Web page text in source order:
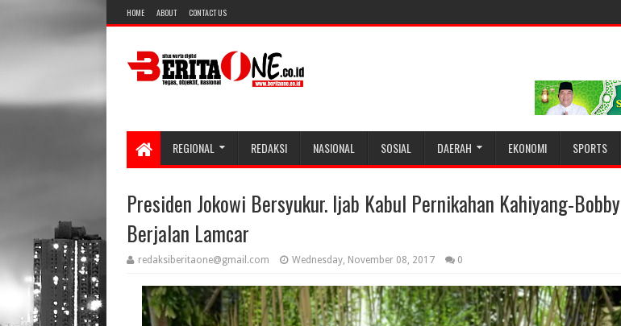
HOME ABOUT CONTACT US
REGIONAL REDAKSI NASIONAL SOSIAL DAERAH EKONOMI SPORTS
Presiden Jokowi Bersyukur. Ijab Kabul Pernikahan Kahiyang-Bobby
Berjalan Lamcar
redaksiberitaone@gmail.com Wednesday, November 08, 2017 0